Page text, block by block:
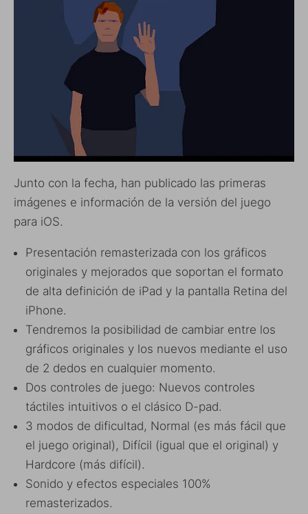
Junto con la fecha, han publicado las primeras
imágenes e información de la versión del juego
para iOS.
Presentación remasterizada con los gráficos
originales y mejorados que soportan el formato
de alta definición de iPad y la pantalla Retina del
iPhone.
Tendremos la posibilidad de cambiar entre los
gráficos originales y los nuevos mediante el uso
de 2 dedos en cualquier momento.
Dos controles de juego: Nuevos controles
táctiles intuitivos o el clásico D-pad.
3 modos de dificultad, Normal (es más fácil que
el juego original), Difícil (igual que el original) y
Hardcore (más difícil).
Sonido y efectos especiales 100%
remasterizados.